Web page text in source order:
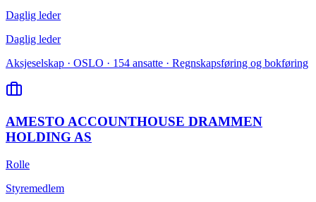
Daglig leder
Daglig leder
Aksjeselskap · OSLO · 154 ansatte · Regnskapsføring og bokføring
AMESTO ACCOUNTHOUSE DRAMMEN
HOLDING AS
Rolle
Styremedlem